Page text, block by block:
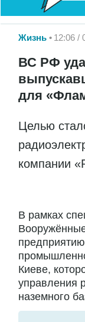
Жизнь 12:06 /
ВС РФ
для
Целью
компании
В рамках
Киеве,
управления
наземного